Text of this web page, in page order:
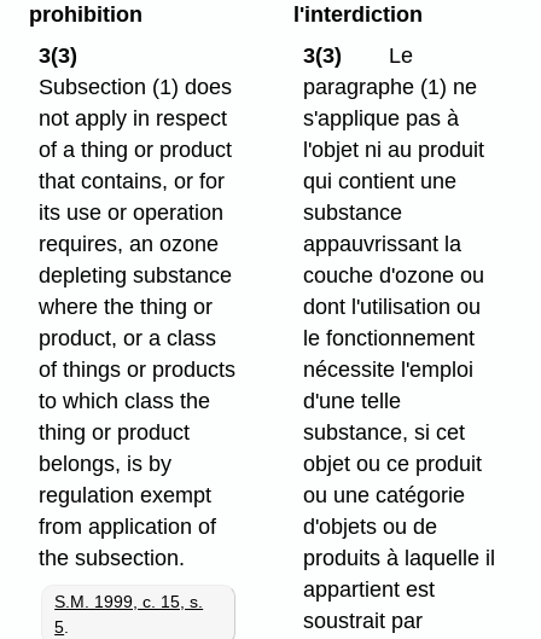
prohibition
3(3)
Subsection (1) does
not apply in respect
of a thing or product
that contains, or for
its use or operation
requires, an ozone
depleting substance
where the thing or
product, or a class
of things or products
to which class the
thing or product
belongs, is by
regulation exempt
from application of
the subsection.
S.M. 1999, c. 15, s.
5.
l'interdiction
3(3)
Le
paragraphe (1) ne
s'applique pas à
l'objet ni au produit
qui contient une
substance
appauvrissant la
couche d'ozone ou
dont l'utilisation ou
le fonctionnement
nécessite l'emploi
d'une telle
substance, si cet
objet ou ce produit
ou une catégorie
d'objets ou de
produits à laquelle il
appartient est
soustrait par